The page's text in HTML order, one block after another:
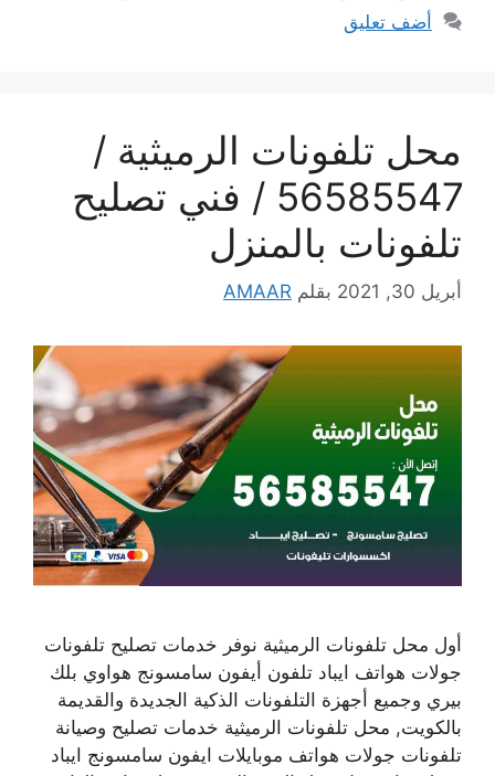
أضف تعليق
محل تلفونات الرميثية /
56585547 / فني تصليح
تلفونات بالمنزل
أبريل 30, 2021 بقلم AMAAR
أول محل تلفونات الرميثية نوفر خدمات تصليح تلفونات
جولات هواتف ايباد تلفون أيفون سامسونج هواوي بلك
بيري وجميع أجهزة التلفونات الذكية الجديدة والقديمة
بالكويت, محل تلفونات الرميثية خدمات تصليح وصيانة
تلفونات جولات هواتف موبايلات ايفون سامسونج ايباد